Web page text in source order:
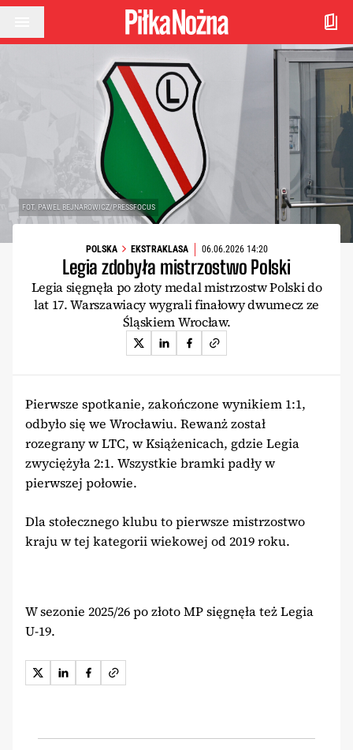
Przejdź do treści
FOT. PAWEL BEJNAROWICZ/PRESSFOCUS
POLSKA EKSTRAKLASA 06.06.2026 14:20
Legia zdobyła mistrzostwo Polski
Legia sięgnęła po złoty medal mistrzostw Polski do
lat 17. Warszawiacy wygrali finałowy dwumecz ze
Śląskiem Wrocław.
Pierwsze spotkanie, zakończone wynikiem 1:1,
odbyło się we Wrocławiu. Rewanż został
rozegrany w LTC, w Książenicach, gdzie Legia
zwyciężyła 2:1. Wszystkie bramki padły w
pierwszej połowie.
Dla stołecznego klubu to pierwsze mistrzostwo
kraju w tej kategorii wiekowej od 2019 roku.
W sezonie 2025/26 po złoto MP sięgnęła też Legia
U-19.